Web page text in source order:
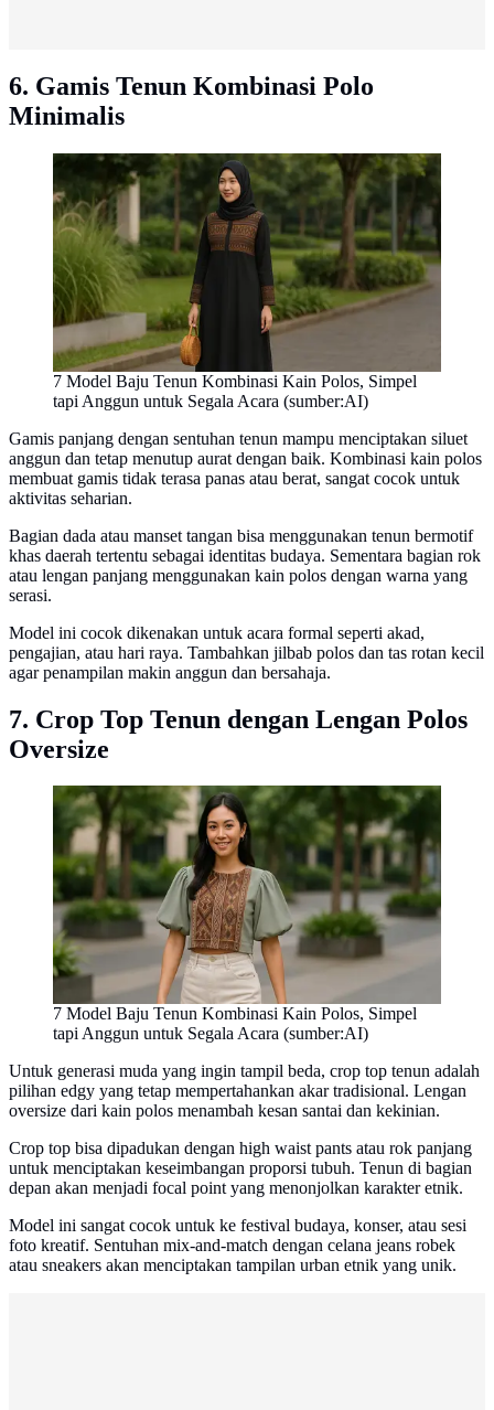
6. Gamis Tenun Kombinasi Polo
Minimalis
7 Model Baju Tenun Kombinasi Kain Polos, Simpel
tapi Anggun untuk Segala Acara (sumber:AI)
Gamis panjang dengan sentuhan tenun mampu menciptakan siluet
anggun dan tetap menutup aurat dengan baik. Kombinasi kain polos
membuat gamis tidak terasa panas atau berat, sangat cocok untuk
aktivitas seharian.
Bagian dada atau manset tangan bisa menggunakan tenun bermotif
khas daerah tertentu sebagai identitas budaya. Sementara bagian rok
atau lengan panjang menggunakan kain polos dengan warna yang
serasi.
Model ini cocok dikenakan untuk acara formal seperti akad,
pengajian, atau hari raya. Tambahkan jilbab polos dan tas rotan kecil
agar penampilan makin anggun dan bersahaja.
7. Crop Top Tenun dengan Lengan Polos
Oversize
7 Model Baju Tenun Kombinasi Kain Polos, Simpel
tapi Anggun untuk Segala Acara (sumber:AI)
Untuk generasi muda yang ingin tampil beda, crop top tenun adalah
pilihan edgy yang tetap mempertahankan akar tradisional. Lengan
oversize dari kain polos menambah kesan santai dan kekinian.
Crop top bisa dipadukan dengan high waist pants atau rok panjang
untuk menciptakan keseimbangan proporsi tubuh. Tenun di bagian
depan akan menjadi focal point yang menonjolkan karakter etnik.
Model ini sangat cocok untuk ke festival budaya, konser, atau sesi
foto kreatif. Sentuhan mix-and-match dengan celana jeans robek
atau sneakers akan menciptakan tampilan urban etnik yang unik.